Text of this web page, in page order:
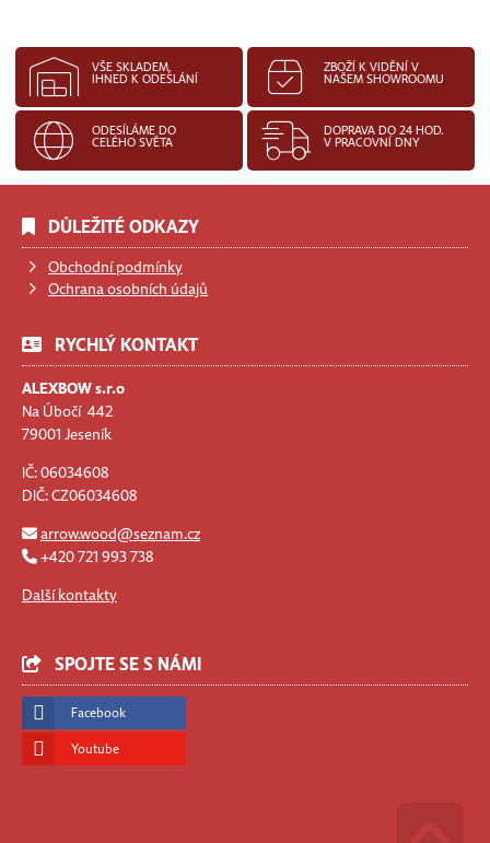
VŠE SKLADEM,
IHNED K ODESLÁNÍ
ZBOŽÍ K VIDĚNÍ V
NAŠEM SHOWROOMU
ODESÍLÁME DO
CELÉHO SVĚTA
DOPRAVA DO 24 HOD.
V PRACOVNÍ DNY
DŮLEŽITÉ ODKAZY
Obchodní podmínky
Ochrana osobních údajů
RYCHLÝ KONTAKT
ALEXBOW s.r.o
Na Úbočí 442
79001 Jeseník
IČ: 06034608
DIČ: CZ06034608
arrow.wood@seznam.cz
+420 721 993 738
Další kontakty
SPOJTE SE S NÁMI
Facebook
Youtube